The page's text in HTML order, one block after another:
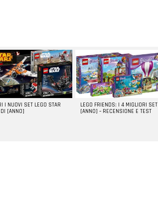
I NUOVI SET LEGO STAR
[ANNO]
LEGO FRIENDS: I 4 MIGLIORI SET
[ANNO] – RECENSIONE E TEST